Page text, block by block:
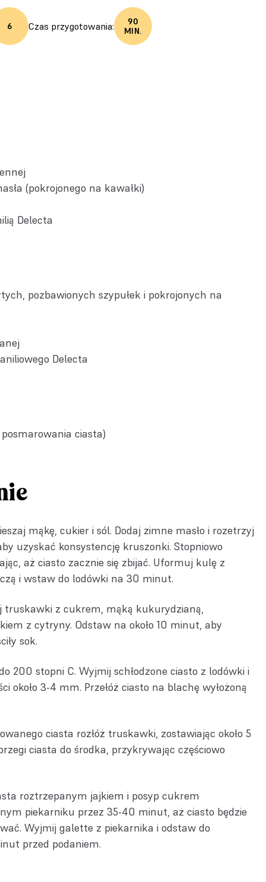
6 Czas przygotowania:
90
MIN.
(pokrojonego na kawałki)
Delecta
pozbawionych szypułek i pokrojonych na
Delecta
ciasta)
mąkę, cukier i sól. Dodaj zimne masło i rozetrzyj
uzyskać konsystencję kruszonki. Stopniowo
aż ciasto zacznie się zbijać. Uformuj kulę z
i wstaw do lodówki na 30 minut.
truskawki z cukrem, mąką kukurydzianą,
z cytryny. Odstaw na około 10 minut, aby
sok.
200 stopni C. Wyjmij schłodzone ciasto z lodówki i
około 3-4 mm. Przełóż ciasto na blachę wyłożoną
ciasta rozłóż truskawki, zostawiając około 5
ciasta do środka, przykrywając częściowo
roztrzepanym jajkiem i posyp cukrem
piekarniku przez 35-40 minut, aż ciasto będzie
Wyjmij galette z piekarnika i odstaw do
przed podaniem.